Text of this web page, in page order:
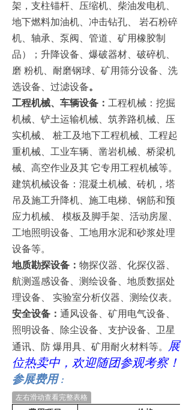
架，支柱锚杆、压缩机、柴油发电机、
地下燃料加油机、冲击钻孔、
岩石粉碎
机、轴承、泵阀、管道、矿用橡胶制
品）；升降设备、爆破器材、破碎机、
磨 粉机、耐磨钢球、矿用筛分设备、洗
选设备、过滤设备。
工程机械、车辆设备： 工程机械：挖掘
机械、铲土运输机械、筑养路机械、压
实机械、
桩工及地下工程机械、工程起
重机械、工业车辆、凿岩机械、桥梁机
械、高空作业及其 它专用工程机械等。
建筑机械设备：混凝土机械、砖机，塔
吊及施工升降机、施工电梯、钢筋和预
应力机械、
模板及脚手架、活动房屋、
工地照明设备、工地用水泥和砂浆处理
设备等。
地质勘探设备： 物探仪器、化探仪器、
航测遥感设备、测绘设备、地质数据处
理设备、
实验室分析仪器、测绘仪表。
安全设备： 通风设备、矿用电气设备、
照明设备、除尘设备、支护设备、卫星
通讯、防 爆用具、矿用耐火材料等。
展
位热卖中，欢迎随团参观考察！
参展费用：
左右滑动查看完整表格